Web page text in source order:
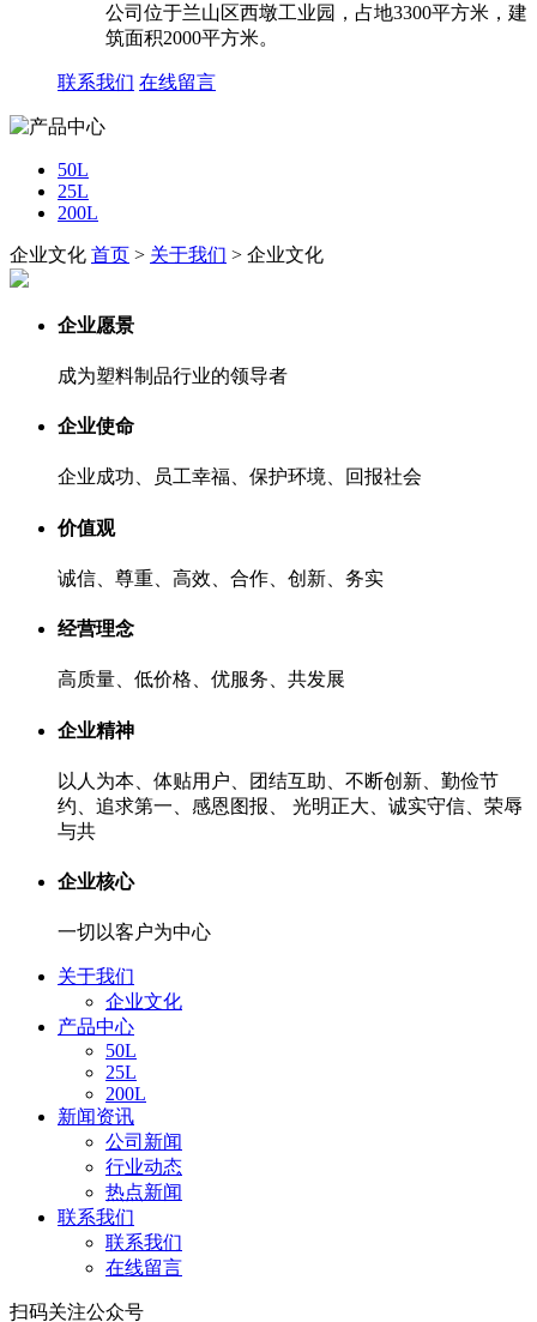
公司位于兰山区西墩工业园，占地3300平方米，建
筑面积2000平方米。
联系我们 在线留言
50L
25L
200L
企业文化 首页 > 关于我们 > 企业文化
企业愿景
成为塑料制品行业的领导者
企业使命
企业成功、员工幸福、保护环境、回报社会
价值观
诚信、尊重、高效、合作、创新、务实
经营理念
高质量、低价格、优服务、共发展
企业精神
以人为本、体贴用户、团结互助、不断创新、勤俭节
约、追求第一、感恩图报、 光明正大、诚实守信、荣辱
与共
企业核心
一切以客户为中心
关于我们
企业文化
产品中心
50L
25L
200L
新闻资讯
公司新闻
行业动态
热点新闻
联系我们
联系我们
在线留言
扫码关注公众号